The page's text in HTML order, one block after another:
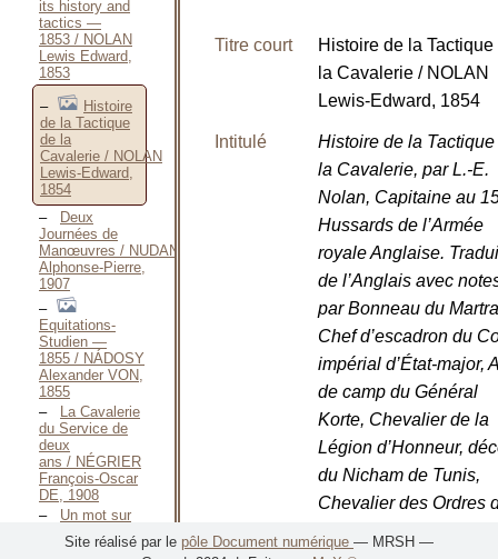
its history and
tactics —
1853 / NOLAN
Lewis Edward,
1853
Histoire
de la Tactique
de la
Cavalerie / NOLAN
Lewis-Edward,
1854
Deux
Journées de
Manœuvres / NUDANT
Alphonse-Pierre,
1907
Equitations-
Studien —
1855 / NÁDOSY
Alexander VON,
1855
La Cavalerie
du Service de
deux
ans / NÉGRIER
François-Oscar
DE, 1908
Un mot sur
Perfectionnement
Titre court
Histoire de la Tactique
la Cavalerie / NOLAN
Lewis-Edward, 1854
Intitulé
Histoire de la Tactique
la Cavalerie, par L.-E.
Nolan, Capitaine au
Hussards de l’Armée
royale Anglaise.
de l’Anglais avec
par Bonneau du
Chef d’escadron du
impérial d’État-major,
de camp du Général
Korte, Chevalier de la
Légion d’Honneur,
du Nicham de Tunis,
Chevalier des Ordres
Site réalisé par le pôle Document numérique — MRSH —